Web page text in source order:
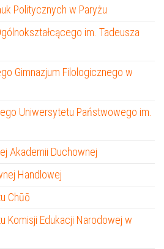
Politycznych w Paryżu
im. Tadeusza
Gimnazjum Filologicznego w
Uniwersytetu Państwowego im.
Akademii Duchownej
Handlowej
Chūō
Komisji Edukacji Narodowej w